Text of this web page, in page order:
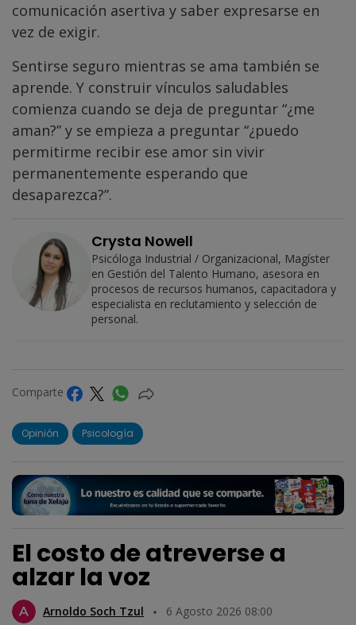
comunicación asertiva y saber expresarse en
vez de exigir.
Sentirse seguro mientras se ama también se
aprende. Y construir vínculos saludables
comienza cuando se deja de preguntar “¿me
aman?” y se empieza a preguntar “¿puedo
permitirme recibir ese amor sin vivir
permanentemente esperando que
desaparezca?”.
Crysta Nowell
Psicóloga Industrial / Organizacional, Magíster
en Gestión del Talento Humano, asesora en
procesos de recursos humanos, capacitadora y
especialista en reclutamiento y selección de
personal.
Comparte
Opinión Psicología
El costo de atreverse a
alzar la voz
Arnoldo Soch Tzul 6 Agosto 2026 08:00